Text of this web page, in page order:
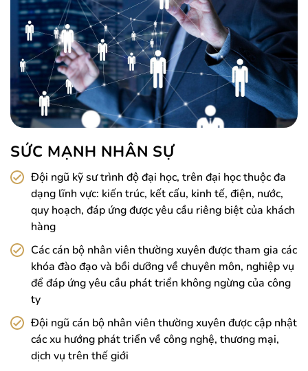
SỨC MẠNH NHÂN SỰ
Đội ngũ kỹ sư trình độ đại học, trên đại học thuộc đa
dạng lĩnh vực: kiến trúc, kết cấu, kinh tế, điện, nước,
quy hoạch, đáp ứng được yêu cầu riêng biệt của khách
hàng
Các cán bộ nhân viên thường xuyên được tham gia các
khóa đào đạo và bồi dưỡng về chuyên môn, nghiệp vụ
để đáp ứng yêu cầu phát triển không ngừng của công
ty
Đội ngũ cán bộ nhân viên thường xuyên được cập nhật
các xu hướng phát triển về công nghệ, thương mại,
dịch vụ trên thế giới